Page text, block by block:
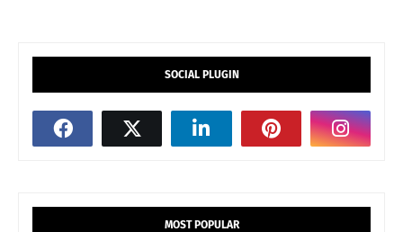
SOCIAL PLUGIN
MOST POPULAR